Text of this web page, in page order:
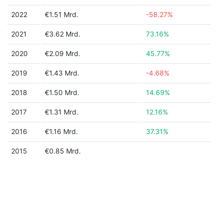
2022 €1.51 Mrd. -58.27%
2021 €3.62 Mrd. 73.16%
2020 €2.09 Mrd. 45.77%
2019 €1.43 Mrd. -4.68%
2018 €1.50 Mrd. 14.69%
2017 €1.31 Mrd. 12.16%
2016 €1.16 Mrd. 37.31%
2015 €0.85 Mrd.